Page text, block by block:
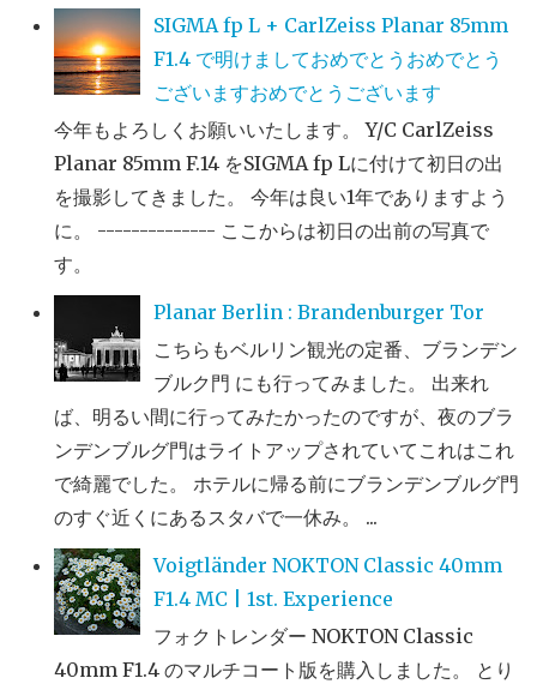
SIGMA fp L + CarlZeiss Planar 85mm
F1.4 で明けましておめでとうおめでとう
ございますおめでとうございます
今年もよろしくお願いいたします。 Y/C CarlZeiss
Planar 85mm F.14 をSIGMA fp Lに付けて初日の出
を撮影してきました。 今年は良い1年でありますよう
に。 -------------- ここからは初日の出前の写真で
す。
Planar Berlin : Brandenburger Tor
こちらもベルリン観光の定番、ブランデン
ブルク門 にも行ってみました。 出来れ
ば、明るい間に行ってみたかったのですが、夜のブラ
ンデンブルグ門はライトアップされていてこれはこれ
で綺麗でした。 ホテルに帰る前にブランデンブルグ門
のすぐ近くにあるスタバで一休み。 ...
Voigtländer NOKTON Classic 40mm
F1.4 MC | 1st. Experience
フォクトレンダー NOKTON Classic
40mm F1.4 のマルチコート版を購入しました。 とり